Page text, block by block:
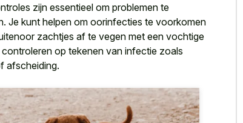
zijn essentieel om problemen te
Je kunt helpen om oorinfecties te voorkomen
zachtjes af te vegen met een vochtige
op tekenen van infectie zoals
afscheiding.